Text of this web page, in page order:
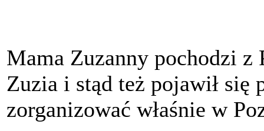
Mama Zuzanny pochodzi z
Zuzia i stąd też pojawił się
zorganizować właśnie w